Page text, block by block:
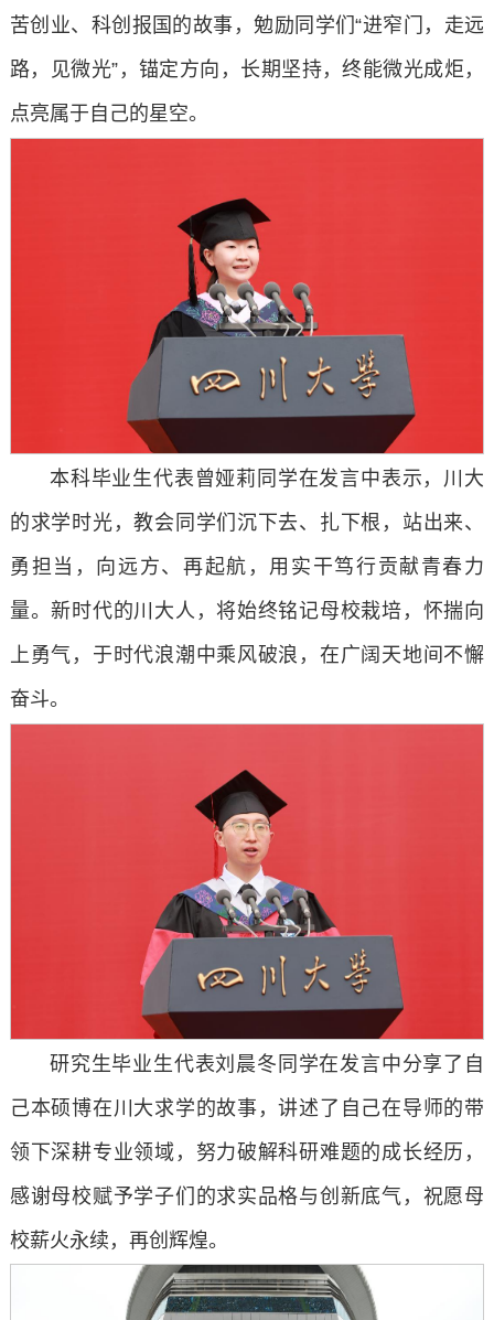
苦创业、科创报国的故事，勉励同学们“进窄门，走远
路，见微光”，锚定方向，长期坚持，终能微光成炬，
点亮属于自己的星空。
本科毕业生代表曾娅莉同学在发言中表示，川大
的求学时光，教会同学们沉下去、扎下根，站出来、
勇担当，向远方、再起航，用实干笃行贡献青春力
量。新时代的川大人，将始终铭记母校栽培，怀揣向
上勇气，于时代浪潮中乘风破浪，在广阔天地间不懈
奋斗。
研究生毕业生代表刘晨冬同学在发言中分享了自
己本硕博在川大求学的故事，讲述了自己在导师的带
领下深耕专业领域，努力破解科研难题的成长经历，
感谢母校赋予学子们的求实品格与创新底气，祝愿母
校薪火永续，再创辉煌。